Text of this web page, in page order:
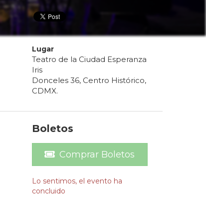
Lugar
Teatro de la Ciudad Esperanza
Iris
Donceles 36, Centro Histórico,
CDMX.
Boletos
Comprar Boletos
Lo sentimos, el evento ha
concluido